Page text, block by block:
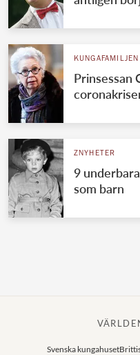
KUNGAFAMILJEN
Prinsessan
ZNYHETER
9
som barn
Svenska kungahuset